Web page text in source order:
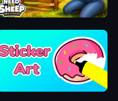
Need for Sheep: Idle Clicker